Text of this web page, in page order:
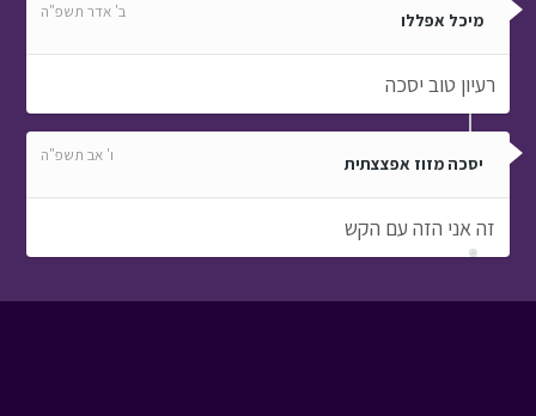
מיכל אפללו ב' אדר תשפ"ה
רעיון טוב יסכה
יסכה מזוז אפצצתית ו' אב תשפ"ה
זה אני הזה עם הקש